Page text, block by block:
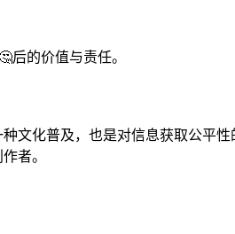
后的价值与责任。
文化普及，也是对信息获取公平
者。